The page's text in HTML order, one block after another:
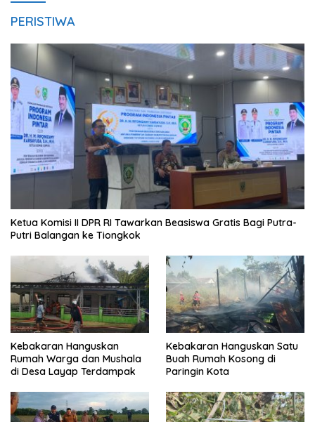
PERISTIWA
Ketua Komisi II DPR RI Tawarkan Beasiswa Gratis Bagi Putra-
Putri Balangan ke Tiongkok
Kebakaran Hanguskan
Rumah Warga dan Mushala
di Desa Layap Terdampak
Kebakaran Hanguskan Satu
Buah Rumah Kosong di
Paringin Kota